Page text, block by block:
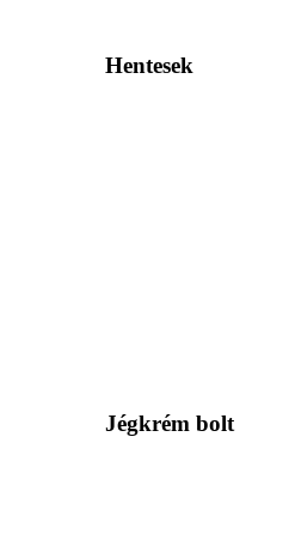
Hentesek
Jégkrém bolt